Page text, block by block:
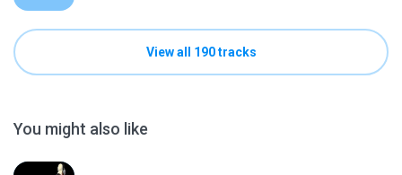
View all 190 tracks
You might also like